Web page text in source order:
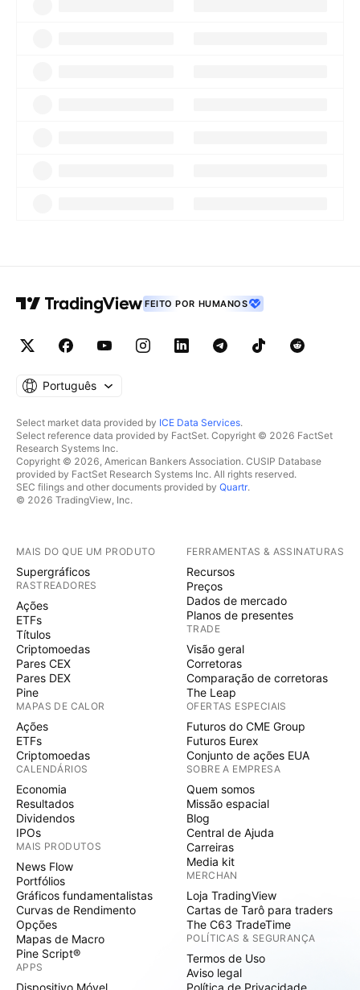
FEITO POR HUMANOS
Português
Select market data provided by ICE Data Services.
Select reference data provided by FactSet. Copyright © 2026 FactSet
Research Systems Inc.
Copyright © 2026, American Bankers Association. CUSIP Database
provided by FactSet Research Systems Inc. All rights reserved.
SEC filings and other documents provided by Quartr.
© 2026 TradingView, Inc.
MAIS DO QUE UM PRODUTO
Supergráficos
RASTREADORES
Ações
ETFs
Títulos
Criptomoedas
Pares CEX
Pares DEX
Pine
MAPAS DE CALOR
Ações
ETFs
Criptomoedas
CALENDÁRIOS
Economia
Resultados
Dividendos
IPOs
MAIS PRODUTOS
News Flow
Portfólios
Gráficos fundamentalistas
Curvas de Rendimento
Opções
Mapas de Macro
Pine Script®
APPS
Dispositivo Móvel
FERRAMENTAS & ASSINATURAS
Recursos
Preços
Dados de mercado
Planos de presentes
TRADE
Visão geral
Corretoras
Comparação de corretoras
The Leap
OFERTAS ESPECIAIS
Futuros do CME Group
Futuros Eurex
Conjunto de ações EUA
SOBRE A EMPRESA
Quem somos
Missão espacial
Blog
Central de Ajuda
Carreiras
Media kit
MERCHAN
Loja TradingView
Cartas de Tarô para traders
The C63 TradeTime
POLÍTICAS & SEGURANÇA
Termos de Uso
Aviso legal
Política de Privacidade